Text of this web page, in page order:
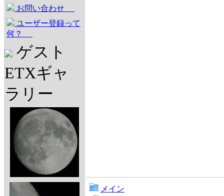
お問い合わせ
ユーザー登録って
何？
ゲスト
ETXギャ
ラリー
メイン